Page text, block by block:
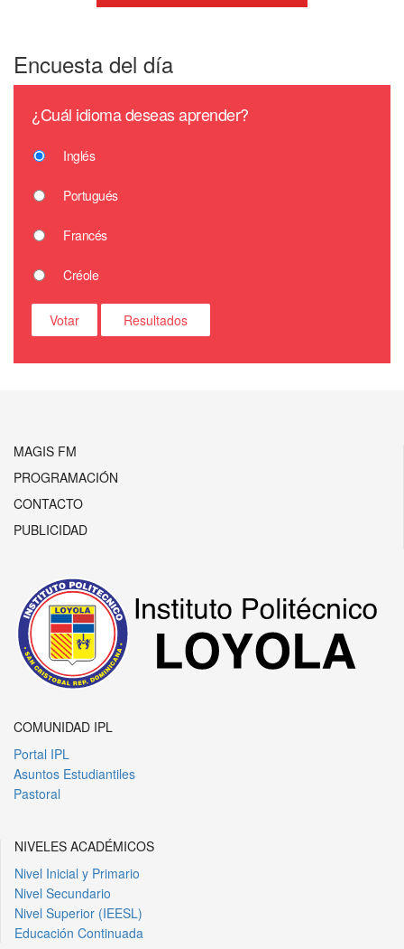
Encuesta del día
¿Cuál idioma deseas aprender?
Inglés
Portugués
Francés
Créole
MAGIS FM
PROGRAMACIÓN
CONTACTO
PUBLICIDAD
COMUNIDAD IPL
Portal IPL
Asuntos Estudiantiles
Pastoral
NIVELES ACADÉMICOS
Nivel Inicial y Primario
Nivel Secundario
Nivel Superior (IEESL)
Educación Continuada